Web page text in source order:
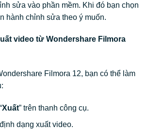
sửa vào phần mềm. Khi đó bạn chọn
hành chỉnh sửa theo ý muốn.
video từ Wondershare Filmora
Filmora 12, bạn có thể làm
Xuất” trên thanh công cụ.
dạng xuất video.